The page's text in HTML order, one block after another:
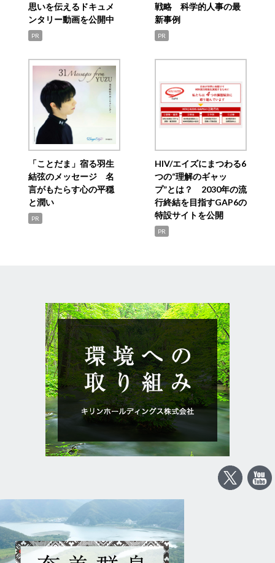
思いを伝えるドキュメ
ンタリー動画を公開中
PR
戦略 科学的人事の最
新事例
PR
「ことだま」宿る羽生
結弦のメッセージ 名
言がもたらす心の平穏
と潤い
PR
HIV/エイズにまつわる6
つの“理解のギャッ
プ”とは？ 2030年の流
行終結を目指すGAP6の
特設サイトを公開
PR